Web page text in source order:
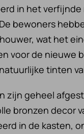
in het
bewoners
wat het
voor de nieuwe
tinten
zijn geheel
bronzen decor
in de kasten,